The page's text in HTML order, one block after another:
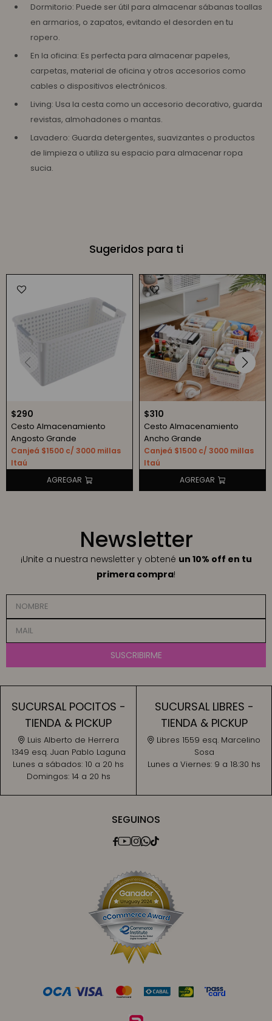
Dormitorio: Puede ser útil para almacenar sábanas toallas
en armarios, o zapatos, evitando el desorden en tu
ropero.
En la oficina: Es perfecta para almacenar papeles,
carpetas, material de oficina y otros accesorios como
cables o dispositivos electrónicos.
Living: Usa la cesta como un accesorio decorativo, guarda
revistas, almohadones o mantas.
Lavadero: Guarda detergentes, suavizantes o productos
de limpieza o utiliza su espacio para almacenar ropa
sucia.
Sugeridos para ti
$290
Cesto Almacenamiento
Angosto Grande
Canjeá $1500 c/ 3000 millas
Itaú
$310
Cesto Almacenamiento
Ancho Grande
Canjeá $1500 c/ 3000 millas
Itaú
SEGUINOS

Newsletter
¡Unite a nuestra newsletter y obtené un 10% off en tu
primera compra!
SUSCRIBIRME
SUCURSAL POCITOS -
TIENDA & PICKUP
Luis Alberto de Herrera
1349 esq. Juan Pablo Laguna
Lunes a sábados: 10 a 20 hs
Domingos: 14 a 20 hs
SUCURSAL LIBRES -
TIENDA & PICKUP
Libres 1559 esq. Marcelino
Sosa
Lunes a Viernes: 9 a 18:30 hs